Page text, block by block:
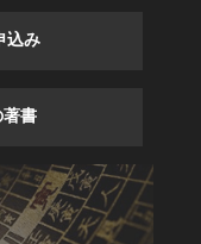
込み
書